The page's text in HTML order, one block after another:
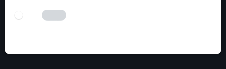
I AM HUMAN